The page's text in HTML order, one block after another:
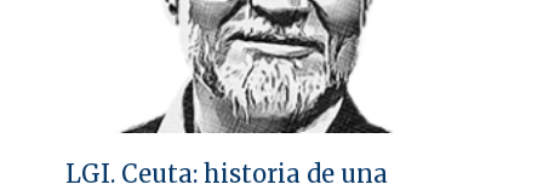
LGI. Ceuta: historia de una